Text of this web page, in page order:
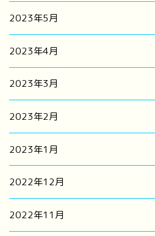
2023年5月
2023年4月
2023年3月
2023年2月
2023年1月
2022年12月
2022年11月